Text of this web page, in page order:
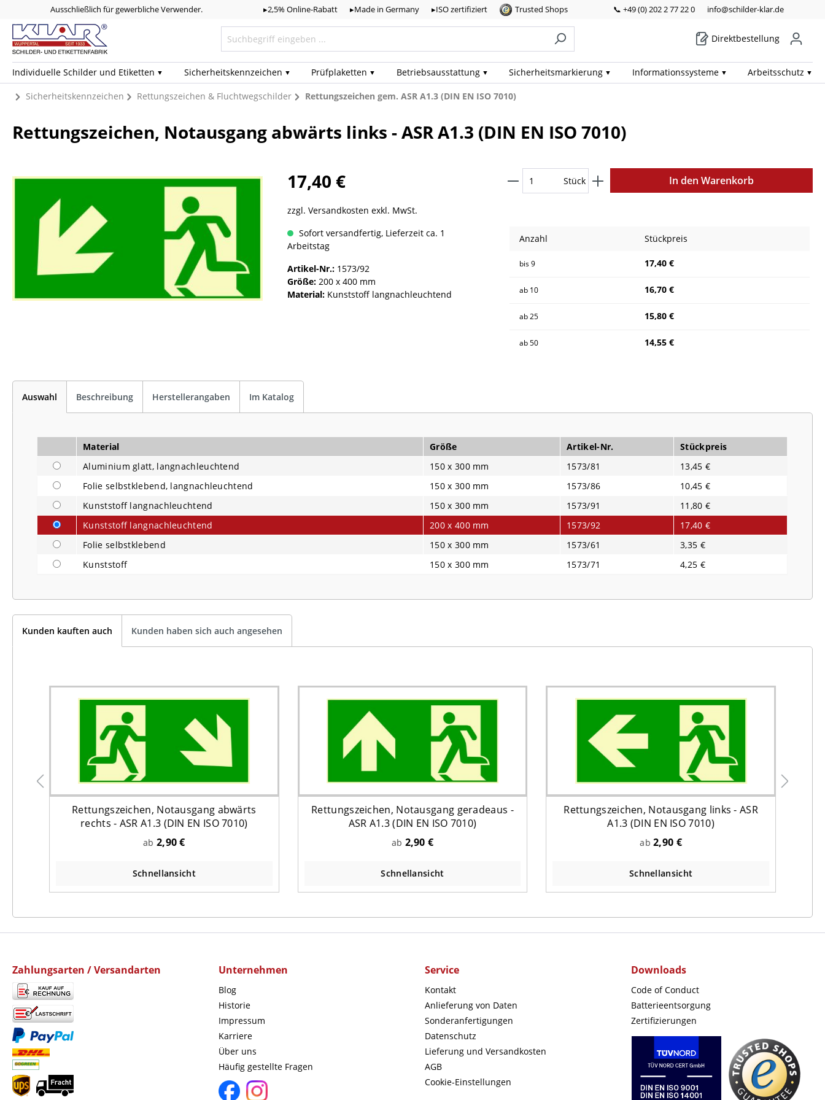
Ausschließlich für gewerbliche Verwender. ▸2,5% Online-Rabatt ▸Made in Germany ▸ISO zertifiziert Trusted Shops 📞 +49 (0) 202 2 77 22 0 info@schilder-klar.de
Direktbestellung
Individuelle Schilder und Etiketten Sicherheits­kennzeichen Prüf­plaketten Betriebs­ausstattung Sicherheits­markierung Informations­systeme Arbeits­schutz
Sicherheitskennzeichen Rettungszeichen & Fluchtwegschilder Rettungszeichen gem. ASR A1.3 (DIN EN ISO 7010)
Rettungszeichen, Notausgang abwärts links - ASR A1.3 (DIN EN ISO 7010)
17,40 €
zzgl. Versandkosten exkl. MwSt.
Stück In den Warenkorb
Sofort versandfertig, Lieferzeit ca. 1
Arbeitstag
Artikel-Nr.: 1573/92
Größe: 200 x 400 mm
Material: Kunststoff langnachleuchtend
Anzahl Stückpreis
bis9 17,40 €
ab 10 16,70 €
ab25 15,80 €
ab50 14,55 €
Auswahl Beschreibung Herstellerangaben Im Katalog
Material Größe Artikel-Nr.
Stückpreis
Aluminium glatt, langnachleuchtend
150 x 300 mm 1573/81
13,45 €
Folie selbstklebend, langnachleuchtend
150 x 300 mm 1573/86
10,45 €
Kunststoff langnachleuchtend
150 x 300 mm 1573/91
11,80 €
Kunststoff langnachleuchtend
200 x 400 mm 1573/92
17,40 €
Folie selbstklebend
150 x 300 mm 1573/61
3,35 €
Kunststoff
150 x 300 mm 1573/71 4,25 €
Kunden kauften auch Kunden haben sich auch angesehen
Rettungszeichen, Notausgang abwärts
rechts - ASR A1.3 (DIN EN ISO 7010)
ab 2,90 €
Schnellansicht
Rettungszeichen, Notausgang geradeaus -
ASR A1.3 (DIN EN ISO 7010)
ab 2,90 €
Schnellansicht
Rettungszeichen, Notausgang links - ASR
A1.3 (DIN EN ISO 7010)
ab2,90 €
Schnellansicht
Zahlungsarten / Versandarten Unternehmen
Blog
Historie
Impressum
Karriere
Über uns
Häufig gestellte Fragen
Service
Kontakt
Anlieferung von Daten
Sonderanfertigungen
Datenschutz
Lieferung und Versandkosten
AGB
Cookie-Einstellungen
Downloads
Code of Conduct
Batterieentsorgung
Zertifizierungen